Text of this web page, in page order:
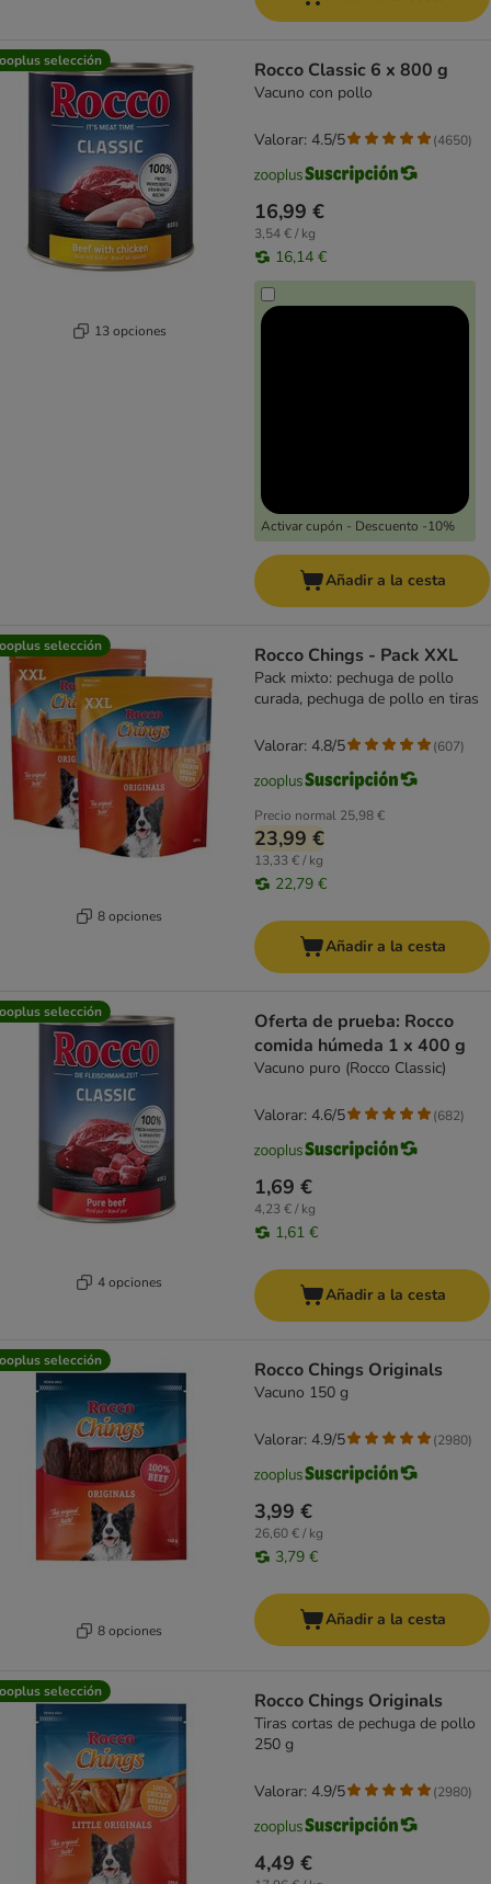
selección
13 opciones
Rocco Classic 6 x 800 g
Vacuno con pollo
16,99 €
3,54 € / kg
16,14 €
Activar cupón - Descuento -10%
Valorar: 4.5/5 (4650)
Añadir a la cesta
selección
8 opciones
Rocco Chings - Pack XXL
Pack mixto: pechuga de pollo
curada, pechuga de pollo en tiras
Precio normal 25,98 €
23,99 €
13,33 € / kg
22,79 €
Valorar: 4.8/5 (607)
Añadir a la cesta
selección
4 opciones
Oferta de prueba: Rocco
comida húmeda 1 x 400 g
Vacuno puro (Rocco Classic)
1,69 €
4,23 € / kg
1,61 €
Valorar: 4.6/5 (682)
Añadir a la cesta
selección
8 opciones
Rocco Chings Originals
Vacuno 150 g
3,99 €
26,60 € / kg
3,79 €
Valorar: 4.9/5 (2980)
Añadir a la cesta
selección Rocco Chings Originals
Tiras cortas de pechuga de pollo
250 g
4,49 €
Valorar: 4.9/5 (2980)